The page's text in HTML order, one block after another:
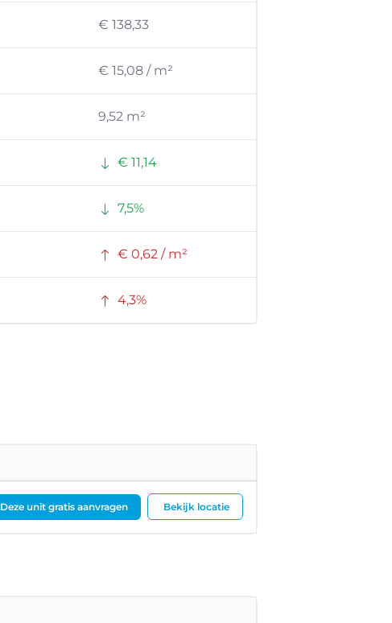
€ 138,33
€ 15,08 / m²
9,52 m²
€ 11,14
7,5%
€ 0,62 / m²
4,3%
Deze unit gratis aanvragen Bekijk locatie